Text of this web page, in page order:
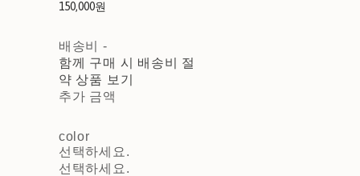
150,000원
배송비 -
함께 구매 시 배송비 절
약 상품 보기
추가 금액
color
선택하세요.
선택하세요.